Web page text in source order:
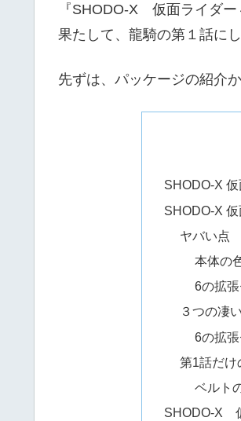
『SHODO-X 仮面ライダ
果たして、龍騎の第１話に
先ずは、パッケージの紹介
SHODO-X
SHODO-X
ヤバい点
本体の
6の拡
３つの凄
6の拡
第1話だけ
ベルト
SHODO-X